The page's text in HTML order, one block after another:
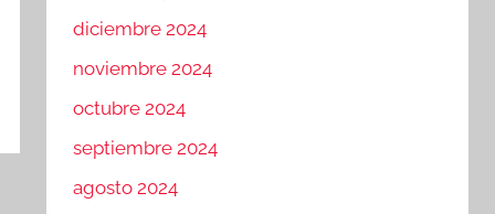
diciembre 2024
noviembre 2024
octubre 2024
septiembre 2024
agosto 2024